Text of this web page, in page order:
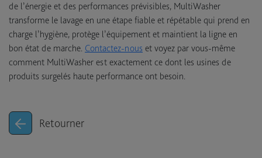
de l’énergie et des performances prévisibles, MultiWasher
transforme le lavage en une étape fiable et répétable qui prend en
charge l’hygiène, protège l’équipement et maintient la ligne en
bon état de marche. Contactez-nous et voyez par vous-même
comment MultiWasher est exactement ce dont les usines de
produits surgelés haute performance ont besoin.
Retourner